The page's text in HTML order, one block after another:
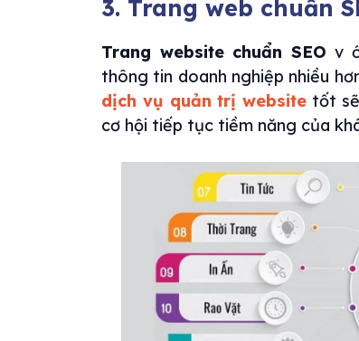
3. Trang web chuẩn
Trang website chuẩn SEO v
thông tin doanh nghiệp nhiều
dịch vụ quản trị website tốt
cơ hội tiếp tục tiềm năng của